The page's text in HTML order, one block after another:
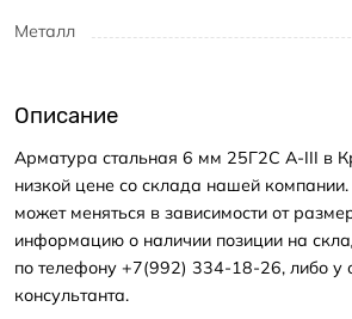
Металл
Описание
Арматура стальная 6 мм 25Г2С А-III в
низкой цене со склада нашей компании.
может меняться в зависимости от
информацию о наличии позиции на
по телефону +7(992) 334-18-26, либо у
консультанта.